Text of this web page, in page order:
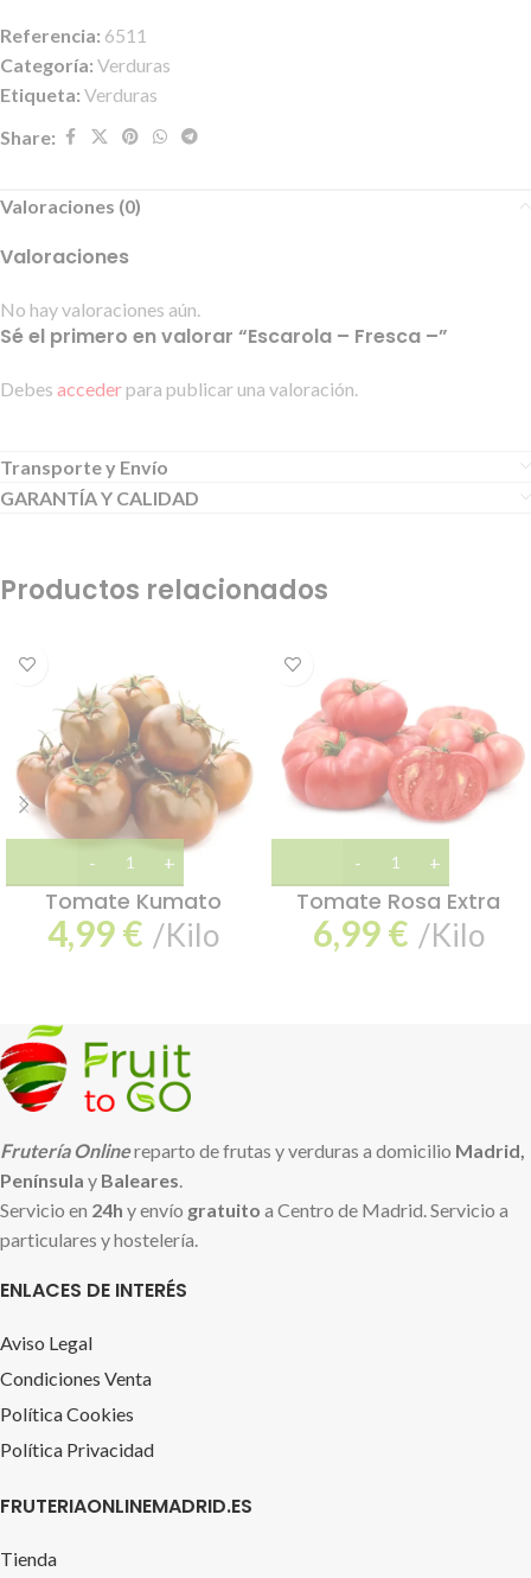
Referencia: 6511
Categoría: Verduras
Etiqueta: Verduras
Share:
Valoraciones (0)
Valoraciones
No hay valoraciones aún.
Sé el primero en valorar “Escarola – Fresca –”
Debes acceder para publicar una valoración.
Transporte y Envío
GARANTÍA Y CALIDAD
Productos relacionados
Tomate Kumato
4,99€ /Kilo
Tomate Rosa Extra
6,99€ /Kilo
Frutería Onlinereparto de frutas y verduras a domicilio Madrid,
Península y Baleares.
Servicio en 24h y envío gratuito a Centro de Madrid. Servicio a
particulares y hostelería.
ENLACES DE INTERÉS
Aviso Legal
Condiciones Venta
Política Cookies
Política Privacidad
FRUTERIAONLINEMADRID.ES
Tienda